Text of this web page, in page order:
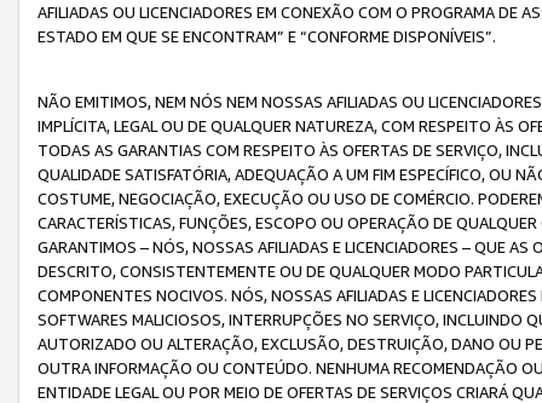
AFILIADAS OU LICENCIADORES EM CONEXÃO COM O PROGRAMA DE
ESTADO EM QUE SE ENCONTRAM” E “CONFORME DISPONÍVEIS”.
NÃO EMITIMOS, NEM NÓS NEM NOSSAS AFILIADAS OU
IMPLÍCITA, LEGAL OU DE QUALQUER NATUREZA, COM RESPEITO ÀS
TODAS AS GARANTIAS COM RESPEITO ÀS OFERTAS DE SERVIÇO,
QUALIDADE SATISFATÓRIA, ADEQUAÇÃO A UM FIM ESPECÍFICO, OU
COSTUME, NEGOCIAÇÃO, EXECUÇÃO OU USO DE COMÉRCIO.
CARACTERÍSTICAS, FUNÇÕES, ESCOPO OU OPERAÇÃO DE
GARANTIMOS – NÓS, NOSSAS AFILIADAS E LICENCIADORES – QUE
DESCRITO, CONSISTENTEMENTE OU DE QUALQUER MODO
COMPONENTES NOCIVOS. NÓS, NOSSAS AFILIADAS E
SOFTWARES MALICIOSOS, INTERRUPÇÕES NO SERVIÇO, INCLUINDO
AUTORIZADO OU ALTERAÇÃO, EXCLUSÃO, DESTRUIÇÃO, DANO OU
OUTRA INFORMAÇÃO OU CONTEÚDO. NENHUMA RECOMENDAÇÃO
ENTIDADE LEGAL OU POR MEIO DE OFERTAS DE SERVIÇOS CRIARÁ